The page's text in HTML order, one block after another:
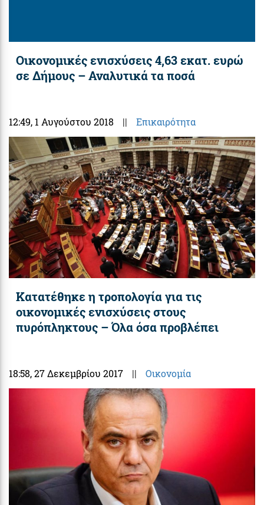
Οικονομικές ενισχύσεις 4,63 εκατ. ευρώ
σε Δήμους – Αναλυτικά τα ποσά
12:49, 1 Αυγούστου 2018 || Επικαιρότητα
Κατατέθηκε η τροπολογία για τις
οικονομικές ενισχύσεις στους
πυρόπληκτους – Όλα όσα προβλέπει
18:58, 27 Δεκεμβρίου 2017 || Οικονομία